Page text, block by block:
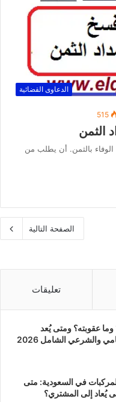
الدعاوى القضائية
515
الثمن
الوفاء بالثمن. أن يطلب من
الصفحة التالية
تعليقات
عقوبته؟ ومتى يُعد
والشرعي الشامل 2026
في السعودية: متى
يُعاد إلى المشتري؟